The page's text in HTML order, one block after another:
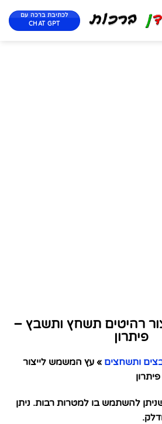
לכתיבת ברכה עם
CHAT GPT
רהיטים תשחץ ותשבץ –
פיתרון
ותשחצים » עץ המשמש לייצור
להשתמש בו למטרות רבות. ניתן